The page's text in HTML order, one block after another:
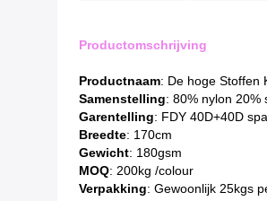
Productomschrijving
Productnaam: De hoge Stoffen
Samenstelling: 80% nylon 20%
Garentelling: FDY 40D+40D
Breedte: 170cm
Gewicht: 180gsm
MOQ: 200kg /colour
Verpakking: Gewoonlijk 25kgs